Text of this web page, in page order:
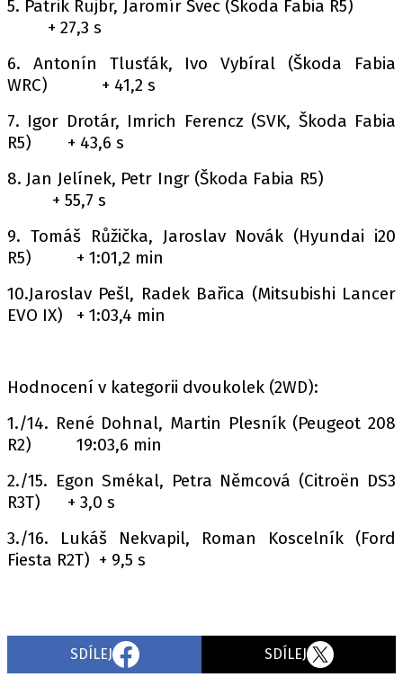
5. Patrik Rujbr, Jaromír Švec (Škoda Fabia R5)
+ 27,3 s
6. Antonín Tlusťák, Ivo Vybíral (Škoda Fabia
WRC) + 41,2 s
7. Igor Drotár, Imrich Ferencz (SVK, Škoda Fabia
R5) + 43,6 s
8. Jan Jelínek, Petr Ingr (Škoda Fabia R5)
+ 55,7 s
9. Tomáš Růžička, Jaroslav Novák (Hyundai i20
R5) + 1:01,2 min
10.Jaroslav Pešl, Radek Bařica (Mitsubishi Lancer
EVO IX) + 1:03,4 min
Hodnocení v kategorii dvoukolek (2WD):
1./14. René Dohnal, Martin Plesník (Peugeot 208
R2) 19:03,6 min
2./15. Egon Smékal, Petra Němcová (Citroën DS3
R3T) + 3,0 s
3./16. Lukáš Nekvapil, Roman Koscelník (Ford
Fiesta R2T) + 9,5 s
SDÍLEJ SDÍLEJ